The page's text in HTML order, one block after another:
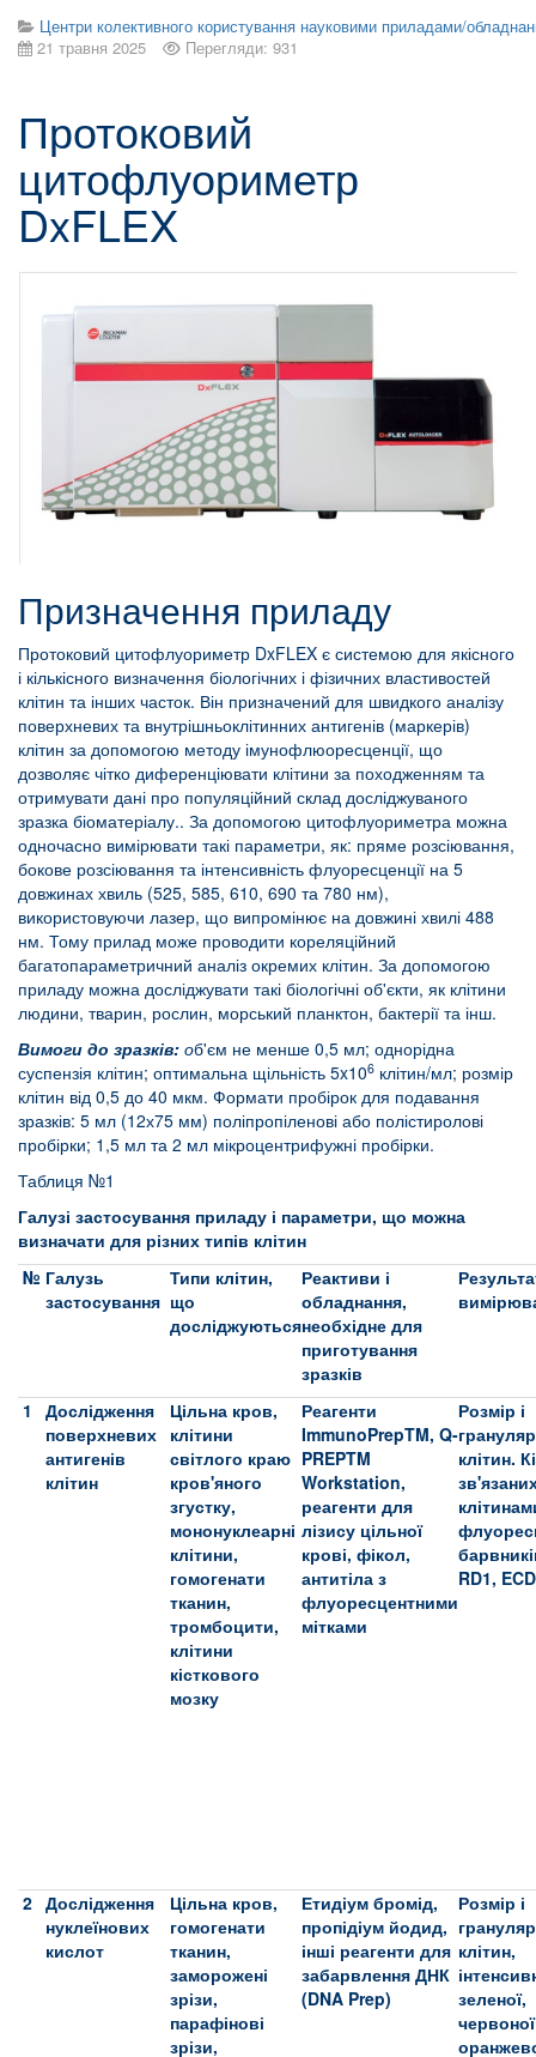
Центри колективного користування науковими приладами/
21 травня 2025
Перегляди: 931
Протоковий
цитофлуориметр
DxFLEX
Призначення приладу
Протоковий цитофлуориметр DxFLEX є системою для якісного
і кількісного визначення біологічних і фізичних властивостей
клітин та інших часток. Він призначений для швидкого аналізу
поверхневих та внутрішньоклітинних антигенів (маркерів)
клітин за допомогою методу імунофлюоресценції, що
дозволяє чітко диференціювати клітини за походженням та
отримувати дані про популяційний склад досліджуваного
зразка біоматеріалу.. За допомогою цитофлуориметра можна
одночасно вимірювати такі параметри, як: пряме розсіювання,
бокове розсіювання та інтенсивність флуоресценції на 5
довжинах хвиль (525, 585, 610, 690 та 780 нм),
використовуючи лазер, що випромінює на довжині хвилі 488
нм. Тому прилад може проводити кореляційний
багатопараметричний аналіз окремих клітин. За допомогою
приладу можна досліджувати такі біологічні об'єкти, як клітини
людини, тварин, рослин, морський планктон, бактерії та інш.
Вимоги до зразків: об'єм не менше 0,5 мл; однорідна
суспензія клітин; оптимальна щільність 5x106 клітин/мл; розмір
клітин від 0,5 до 40 мкм. Формати пробірок для подавання
зразків: 5 мл (12х75 мм) поліпропіленові або полістиролові
пробірки; 1,5 мл та 2 мл мікроцентрифужні пробірки.
Таблиця №1
Галузі застосування приладу і параметри, що можна
визначати для різних типів клітин
№ Галузь
застосування
Типи клітин,
що
досліджуються
Реактиви і
обладнання,
необхідне для
приготування
зразків
1
Дослідження
поверхневих
антигенів
клітин
Цільна кров,
клітини
світлого краю
кров'яного
згустку,
мононуклеарні
клітини,
гомогенати
тканин,
тромбоцити,
клітини
кісткового
мозку
Реагенти
ImmunoPrepTM, Q-
PREPTM
Workstation,
реагенти для
лізису цільної
крові, фікол,
антитіла з
флуоресцентними
мітками
Розмір і
клітин.
RD1,
2 Дослідження
нуклеїнових
кислот
Цільна кров,
гомогенати
тканин,
заморожені
зрізи,
парафінові
зрізи,
Етидіум бромід,
пропідіум йодид,
інші реагенти для
забарвлення ДНК
(DNA Prep)
Розмір і
клітин,
зеленої,